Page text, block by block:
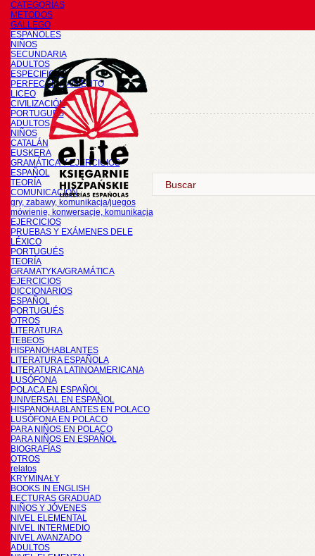
CATEGORÍAS
METODOS
GALLEGO
ESPAÑOLES
NIÑOS
SECUNDARIA
ADULTOS
ESPECIFICOS
PERFECCIONAMIENTO
LICEO
CIVILIZACIÓN
PORTUGUÉS
ADULTOS
NIÑOS
CATALÁN
EUSKERA
GRAMÁTICA Y EJERCICIOS
ESPAÑOL
TEORÍA
COMUNICACIÓN
gry, zabawy, komunikacja/juegos
mówienie, konwersacje, komunikacja
EJERCICIOS
PRUEBAS Y EXÁMENES DELE
LÉXICO
PORTUGUÉS
TEORÍA
GRAMATYKA/GRAMÁTICA
EJERCICIOS
DICCIONARIOS
ESPAÑOL
PORTUGUÉS
OTROS
LITERATURA
TEBEOS
HISPANOHABLANTES
LITERATURA ESPAÑOLA
LITERATURA LATINOAMERICANA
LUSÓFONA
POLACA EN ESPAÑOL
UNIVERSAL EN ESPAÑOL
HISPANOHABLANTES EN POLACO
LUSÓFONA EN POLACO
PARA NIÑOS EN POLACO
PARA NIÑOS EN ESPAÑOL
BIOGRAFÍAS
OTROS
relatos
KRYMINAŁY
BOOKS IN ENGLISH
LECTURAS GRADUAD
NIÑOS Y JÓVENES
NIVEL ELEMENTAL
NIVEL INTERMEDIO
NIVEL AVANZADO
ADULTOS